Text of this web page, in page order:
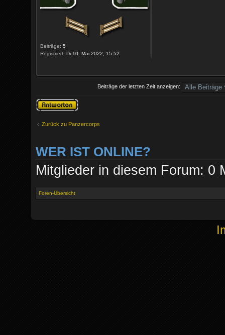
Beiträge: 5
Registriert: Di 10. Mai 2022, 15:52
Beiträge der letzten Zeit anzeigen:
Antwort erstellen
Zurück zu Panzercorps
WER IST ONLINE?
Mitglieder in diesem Forum: 0
Foren-Übersicht